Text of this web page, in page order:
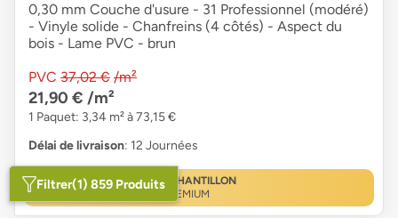
0,30 mm Couche d'usure - 31 Professionnel (modéré)
- Vinyle solide - Chanfreins (4 côtés) - Aspect du
bois - Lame PVC - brun
PVC 37,02 € /m²
21,90 € /m²
1 Paquet: 3,34 m² à 73,15 €
Délai de livraison: 12 Journées
ÉCHANTILLON
PREMIUM
Filtrer(1) 859 Produits